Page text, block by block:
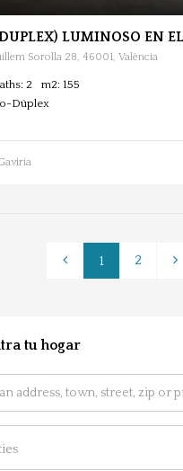
Sorolla 28, 46001, València
2
m2: 155
Dúplex
1 2
tu hogar